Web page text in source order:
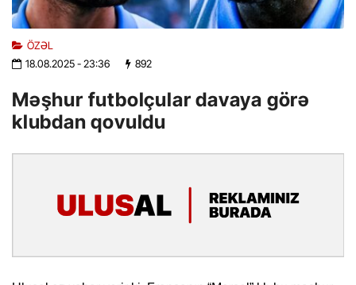
ÖZƏL
18.08.2025- 23:36 892
Məşhur futbolçular davaya görə
klubdan qovuldu